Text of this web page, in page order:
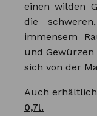
einen wilden
die
immensem
und
sich von der
Auch erhältlich
0,7l.